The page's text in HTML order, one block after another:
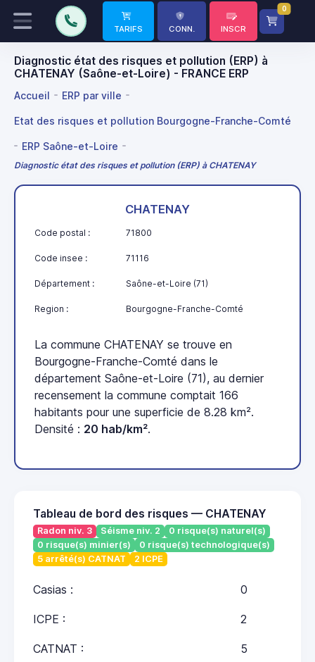
TARIFS CONN. INSCR
0
Diagnostic état des risques et pollution (ERP) à
CHATENAY (Saône-et-Loire) - FRANCE ERP
Accueil ERP par ville
Etat des risques et pollution Bourgogne-Franche-Comté
ERP Saône-et-Loire
Diagnostic état des risques et pollution (ERP) à CHATENAY
CHATENAY
Code postal : 71800
Code insee : 71116
Département : Saône-et-Loire (71)
Region : Bourgogne-Franche-Comté
La commune CHATENAY se trouve en
Bourgogne-Franche-Comté dans le
département Saône-et-Loire (71), au dernier
recensement la commune comptait 166
habitants pour une superficie de 8.28 km².
Densité : 20 hab/km².
Tableau de bord des risques — CHATENAY
Radon niv. 3 Séisme niv. 2
0 risque(s) naturel(s)
0 risque(s) minier(s)
0 risque(s) technologique(s)
5 arrêté(s) CATNAT
2 ICPE
Casias : 0
ICPE : 2
CATNAT : 5